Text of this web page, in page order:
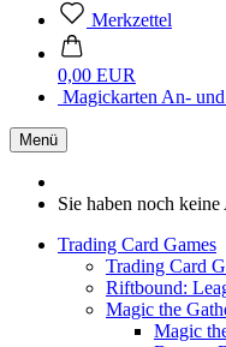
Merkzettel
0,00 EUR
Magickarten An-
Menü
Sie haben noch
Trading Card Games
Trading Card
Riftbound:
Magic the
Magic